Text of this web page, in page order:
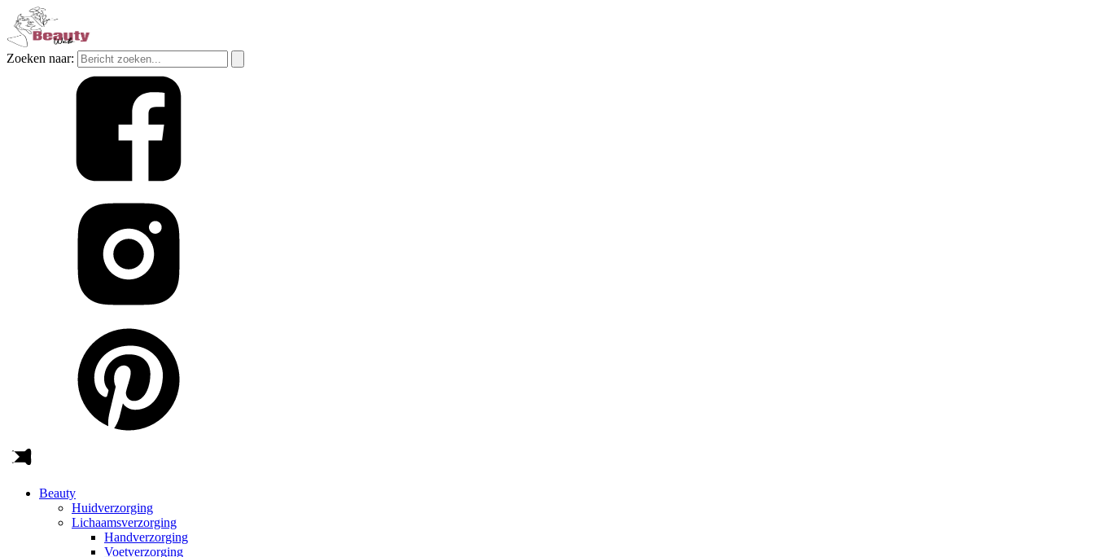
Zoeken naar:
Beauty
Huidverzorging
Lichaamsverzorging
Handverzorging
Voetverzorging